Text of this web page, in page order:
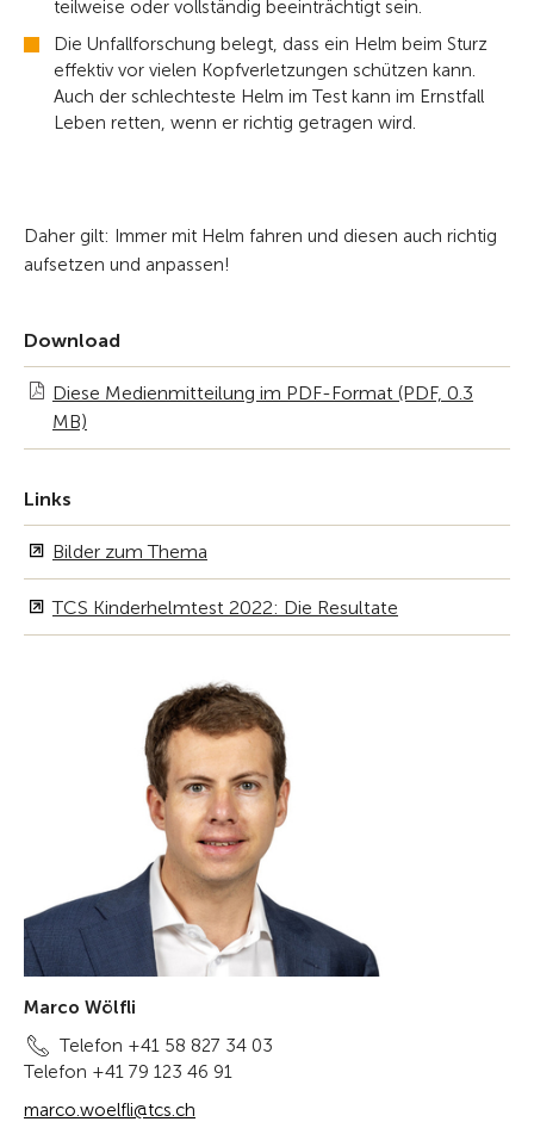
teilweise oder vollständig beeinträchtigt sein.
Die Unfallforschung belegt, dass ein Helm beim Sturz
effektiv vor vielen Kopfverletzungen schützen kann.
Auch der schlechteste Helm im Test kann im Ernstfall
Leben retten, wenn er richtig getragen wird.
Daher gilt: Immer mit Helm fahren und diesen auch richtig
aufsetzen und anpassen!
Download
Diese Medienmitteilung im PDF-Format (PDF, 0.3
MB)
Links
Bilder zum Thema
TCS Kinderhelmtest 2022: Die Resultate
Marco Wölfli
Telefon +41 58 827 34 03
Telefon +41 79 123 46 91
marco.woelfli@tcs.ch